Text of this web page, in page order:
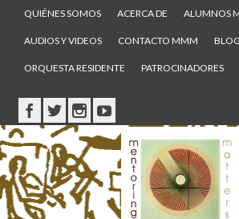
QUIÉNES SOMOS ACERCA DE ALUMNOS
AUDIOS Y VIDEOS CONTACTO MMM BLOG
ORQUESTA RESIDENTE PATROCINADORES